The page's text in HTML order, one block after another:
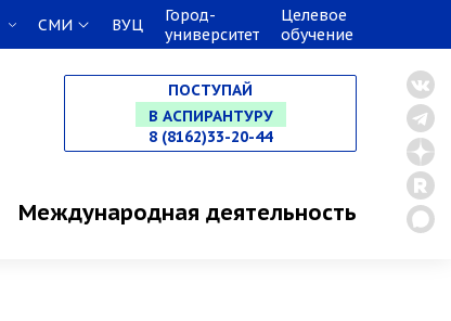
СМИ ВУЦ
Город-
университет
Целевое
обучение
ПОСТУПАЙ
НА СПЕЦИАЛИТЕТ
В МАГИСТРАТУРУ
8 (8162)33-20-44
Международная деятельность